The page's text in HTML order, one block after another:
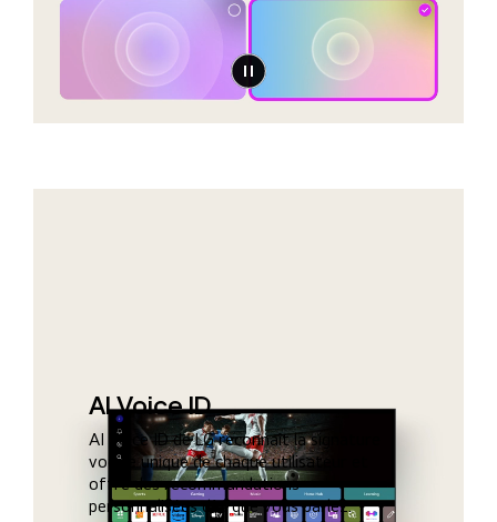
AI Voice ID
AI Voice ID de LG reconnaît la signature
vocale unique de chaque utilisateur et
offre des recommandations
personnalisées dès que vous parlez.